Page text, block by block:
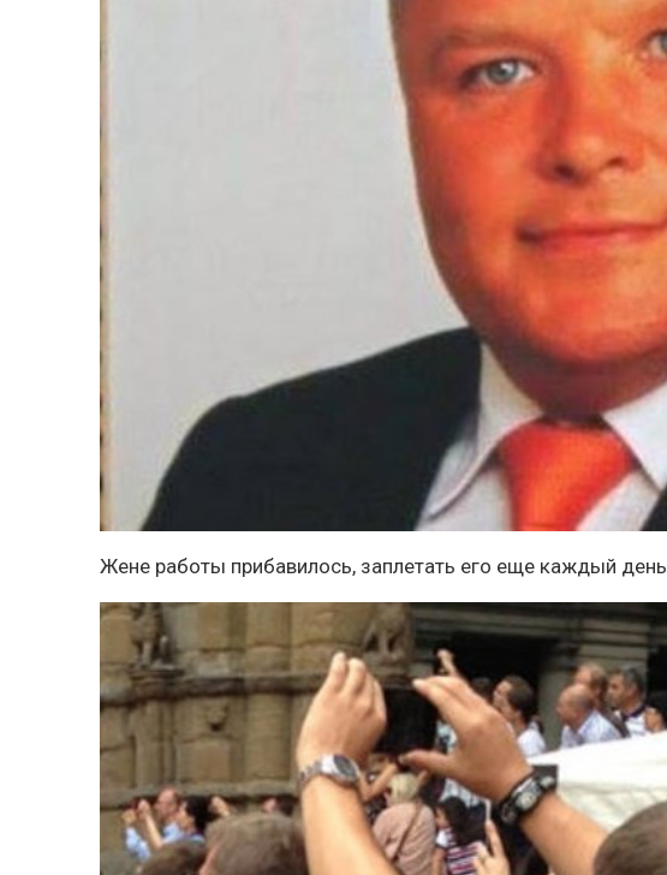
Жене работы прибавилось, заплетать его еще каждый день